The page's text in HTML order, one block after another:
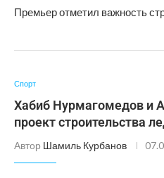
Премьер отметил важность
Спорт
Хабиб Нурмагомедов и
проект строительства
Автор Шамиль Курбанов